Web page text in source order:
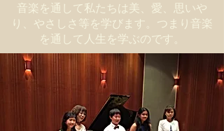
音楽を通して私たちは美、愛、思いや
り、やさしさ等を学びます。つまり音楽
を通して人生を学ぶのです。